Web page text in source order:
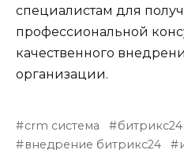
специалистам для
профессиональной
качественного
организации.
crm система
внедрение битрикс24